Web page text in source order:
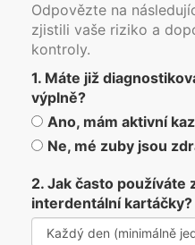
Odpovězte na
zjistili vaše riziko a
kontroly.
1. Máte již
výplně?
Ano, mám aktivní
Ne, mé zuby jsou
2. Jak často používáte
interdentální kartáčky?